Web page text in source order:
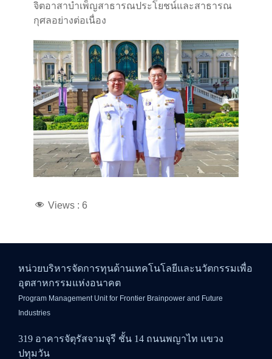
จิตอาสาบำเพ็ญสาธารณประโยชน์และสาธารณ
กุศลอย่างต่อเนื่อง
Views : 6
หน่วยบริหารจัดการทุนด้านเทคโนโลยีและนวัตกรรมเพื่อ
อุตสาหกรรมแห่งอนาคต
Program Management Unit for Frontier Brainpower and Future
Industries
319 อาคารจัตุรัสจามจุรี ชั้น 14 ถนนพญาไท แขวง
ปทุมวัน